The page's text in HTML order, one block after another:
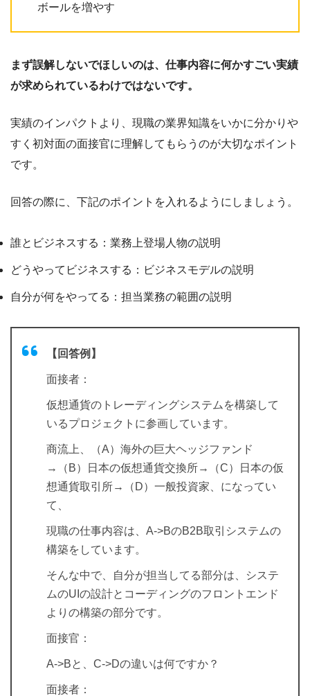
ボールを増やす
まず誤解しないでほしいのは、仕事内容に何かすごい実績
が求められているわけではないです。
実績のインパクトより、現職の業界知識をいかに分かりや
すく初対面の面接官に理解してもらうのが大切なポイント
です。
回答の際に、下記のポイントを入れるようにしましょう。
誰とビジネスする：業務上登場人物の説明
どうやってビジネスする：ビジネスモデルの説明
自分が何をやってる：担当業務の範囲の説明
【回答例】
面接者：
仮想通貨のトレーディングシステムを構築して
いるプロジェクトに参画しています。
商流上、（A）海外の巨大ヘッジファンド
→（B）日本の仮想通貨交換所→（C）日本の仮
想通貨取引所→（D）一般投資家、になってい
て、
現職の仕事内容は、A->BのB2B取引システムの
構築をしています。
そんな中で、自分が担当してる部分は、システ
ムのUIの設計とコーディングのフロントエンド
よりの構築の部分です。
面接官：
A->Bと、C->Dの違いは何ですか？
面接者：